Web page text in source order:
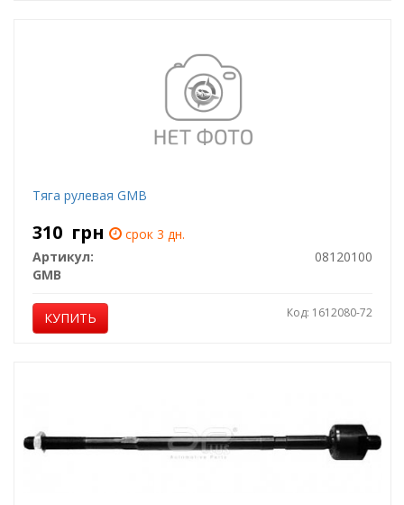
Тяга рулевая GMB
310 грн
срок 3 дн.
Артикул:
08120100
GMB
КУПИТЬ Код: 1612080-72